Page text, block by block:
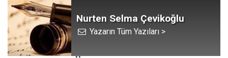
Nurten Selma Çevikoğlu
Yazarın Tüm Yazıları >